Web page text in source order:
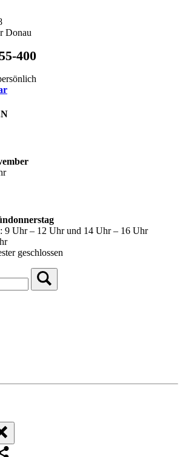
Donau
400
9 Uhr – 12 Uhr und 14 Uhr – 16 Uhr
geschlossen